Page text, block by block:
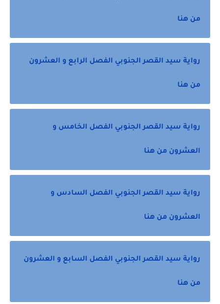
من هنا
رواية سيد القصر الجنوبي الفصل الرابع و العشرون
من هنا
رواية سيد القصر الجنوبي الفصل الخامس و
العشرون من هنا
رواية سيد القصر الجنوبي الفصل السادس و
العشرون من هنا
رواية سيد القصر الجنوبي الفصل السابع و العشرون
من هنا